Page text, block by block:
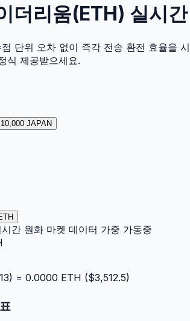
리움(ETH) 실시
단위 오차 없이 즉각 전송 환전 효율을
식 제공받으세요.
10,000 JAPAN
간 원화 마켓 데이터 가중 가동중
) = 0.0000 ETH ($3,512.5)